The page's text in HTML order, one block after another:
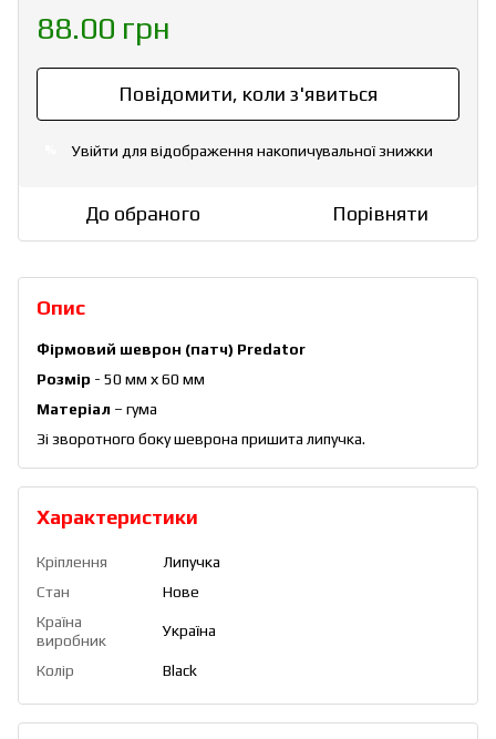
88.00 грн
Повідомити, коли з'явиться
Увійти для відображення накопичувальної знижки
До обраного Порівняти
Опис
Фірмовий шеврон (патч) Predator
Розмір - 50 мм х 60 мм
Матеріал – гума
Зі зворотного боку шеврона пришита липучка.
Характеристики
Кріплення
Липучка
Стан
Нове
Країна
виробник
Україна
Колір Black